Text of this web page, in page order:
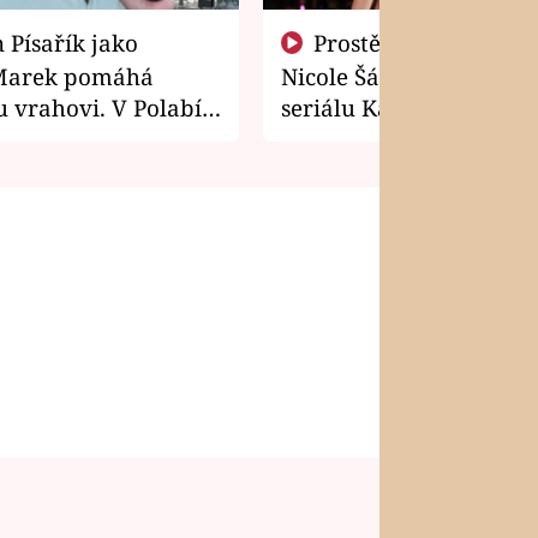
pomáhá
vrahovi. V Polabí
Nicole Šáchová získala
seriálu Kamarádi